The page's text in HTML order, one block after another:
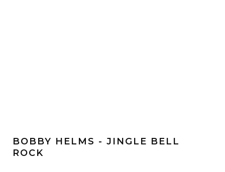
BOBBY HELMS - JINGLE BELL
ROCK